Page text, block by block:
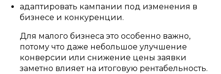
адаптировать кампании под изменения в
бизнесе и конкуренции.
Для малого бизнеса это особенно важно,
потому что даже небольшое улучшение
конверсии или снижение цены заявки
заметно влияет на итоговую рентабельность.